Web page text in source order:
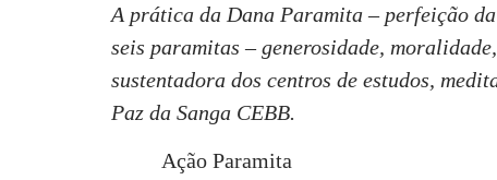
A prática da Dana Paramita – perfeição
seis paramitas – generosidade,
sustentadora dos centros de estudos,
Paz da Sanga CEBB.
Ação Paramita